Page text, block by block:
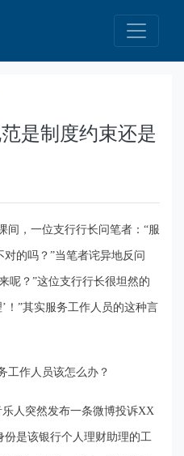
是制度约束还是
间，一位支行行长问笔者：“服
的吗？”当笔者诧异地反问
呢？”这位支行行长很坦然的
！”其实服务工作人员的这种言
工作人员该怎么办？
人突然发布一条微博投诉XX
是该银行个人理财助理的工